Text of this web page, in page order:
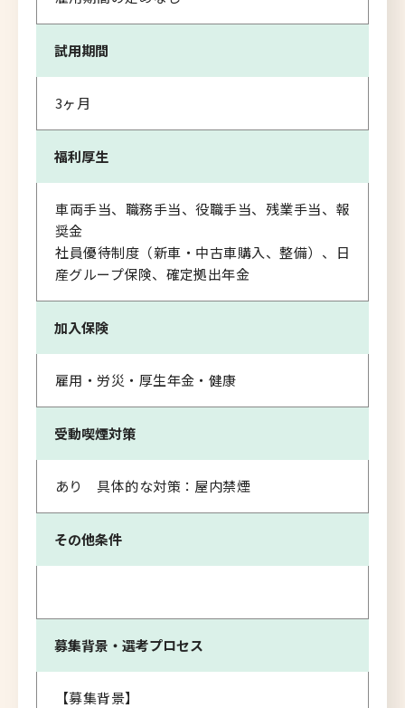
試用期間
3ヶ月
福利厚生
車両手当、職務手当、役職手当、残業手当、報
奨金
社員優待制度（新車・中古車購入、整備）、日
産グループ保険、確定拠出年金
加入保険
雇用・労災・厚生年金・健康
受動喫煙対策
あり 具体的な対策：屋内禁煙
その他条件
募集背景・ 選考プロセス
【募集背景】